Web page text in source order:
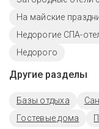
На майские
Недорогие СПА-
Недорого
Другие разделы
Базы отдыха
Гостевые дома